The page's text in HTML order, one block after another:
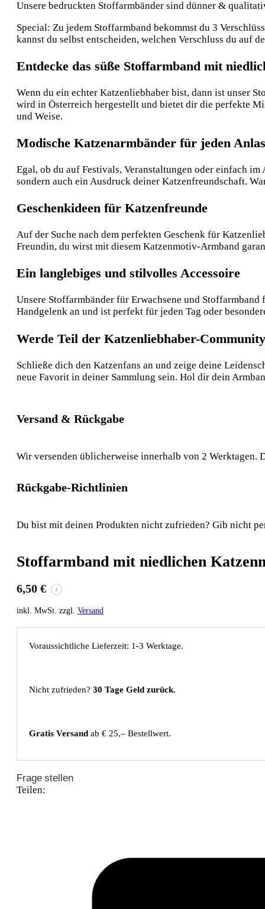
Unsere bedruckten Stoffarmbänder sind dünner &
Special: Zu jedem Stoffarmband bekommst du 3
kannst du selbst entscheiden, welchen Verschluss du auf
Entdecke das süße Stoffarmband mit
Wenn du ein echter Katzenliebhaber bist, dann ist unser
wird in Österreich hergestellt und bietet dir die perfekte
und Weise.
Modische Katzenarmbänder für jeden
Egal, ob du auf Festivals, Veranstaltungen oder einfach
sondern auch ein Ausdruck deiner Katzenfreundschaft.
Geschenkideen für Katzenfreunde
Auf der Suche nach dem perfekten Geschenk für
Freundin, du wirst mit diesem Katzenmotiv-Armband
Ein langlebiges und stilvolles Accessoire
Unsere Stoffarmbänder für Erwachsene und
Handgelenk an und ist perfekt für jeden Tag oder
Werde Teil der Katzenliebhaber-Community
Schließe dich den Katzenfans an und zeige deine
neue Favorit in deiner Sammlung sein. Hol dir dein
Versand & Rückgabe
Wir versenden üblicherweise innerhalb von 2 Werktagen.
Rückgabe-Richtlinien
Du bist mit deinen Produkten nicht zufrieden? Gib nicht
Stoffarmband mit niedlichen
6,50 € i
inkl. MwSt. zzgl. Versand
Voraussichtliche Lieferzeit: 1-3 Werktage.
Nicht zufrieden? 30 Tage Geld zurück.
Gratis Versand ab € 25,– Bestellwert.
Frage stellen
Teilen: